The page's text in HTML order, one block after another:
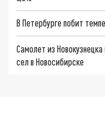
В Петербурге побит
Самолет из
сел в Новосибирске